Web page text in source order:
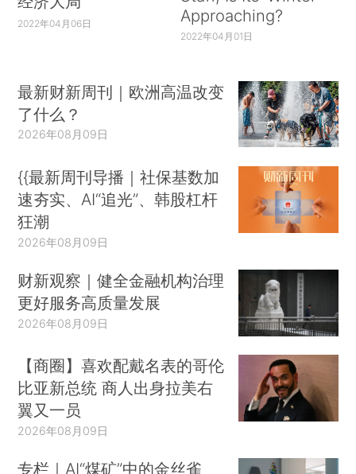
2022年04月06日
Approaching?
2022年04月01日
最新财新周刊｜欧洲高温改变
了什么？
2026年08月09日
{{最新周刊导播｜社保基数加
速夯实、AI“追光”、韩股杠杆
狂潮
2026年08月09日
财新观察｜健全金融机构治理
更好服务高质量发展
2026年08月09日
【商圈】喜欢配戴名表的哥伦
比亚新总统 商人出身拉美右
翼又一员
2026年08月09日
专栏｜AI“煤矿”中的金丝雀